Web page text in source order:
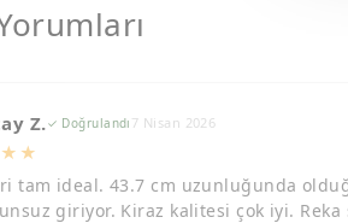
Z.✓ Doğrulandı 7 Nisan 2026
tam ideal. 43.7 cm uzunluğunda
giriyor. Kiraz kalitesi çok iyi.